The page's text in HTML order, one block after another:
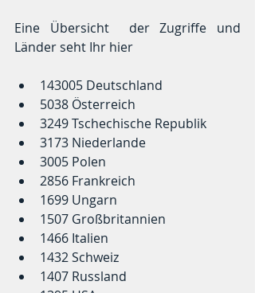
Eine Übersicht  der Zugriffe und
Länder seht Ihr hier
143005 Deutschland
5038 Österreich
3249 Tschechische Republik
3173 Niederlande
3005 Polen
2856 Frankreich
1699 Ungarn
1507 Großbritannien
1466 Italien
1432 Schweiz
1407 Russland